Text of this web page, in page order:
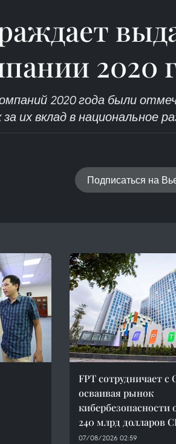
2020
2020 года были
их вклад в национальное
Подписаться на
FPT сотрудничает с
осваивая рынок
кибербезопасности
240 млрд долларов
07/08/2026 02:59